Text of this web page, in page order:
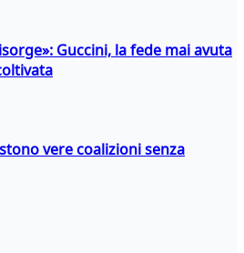
Guccini, la fede mai avuta
vere coalizioni senza